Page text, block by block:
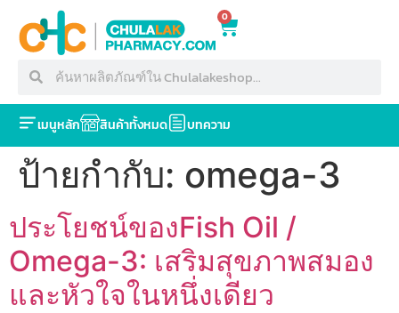
0
เมนูหลัก สินค้าทั้งหมด บทความ
ป้ายกำกับ: omega-3
ประโยชน์ของFish Oil /
Omega-3: เสริมสุขภาพสมอง
และหัวใจในหนึ่งเดียว